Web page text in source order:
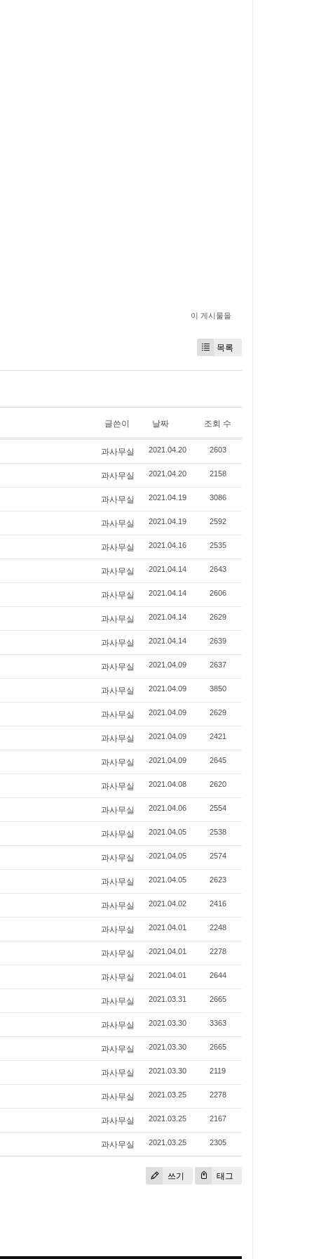
이 게시물을
목록
글쓴이 날짜 조회 수
과사무실 2021.04.20 2603
과사무실 2021.04.20 2158
과사무실 2021.04.19 3086
과사무실 2021.04.19 2592
과사무실 2021.04.16 2535
과사무실 2021.04.14 2643
과사무실 2021.04.14 2606
과사무실 2021.04.14 2629
과사무실 2021.04.14 2639
과사무실 2021.04.09 2637
과사무실 2021.04.09 3850
과사무실 2021.04.09 2629
과사무실 2021.04.09 2421
과사무실 2021.04.09 2645
과사무실 2021.04.08 2620
과사무실 2021.04.06 2554
과사무실 2021.04.05 2538
과사무실 2021.04.05 2574
과사무실 2021.04.05 2623
과사무실 2021.04.02 2416
과사무실 2021.04.01 2248
과사무실 2021.04.01 2278
과사무실 2021.04.01 2644
과사무실 2021.03.31 2665
과사무실 2021.03.30 3363
과사무실 2021.03.30 2665
과사무실 2021.03.30 2119
과사무실 2021.03.25 2278
과사무실 2021.03.25 2167
과사무실 2021.03.25 2305
쓰기 태그